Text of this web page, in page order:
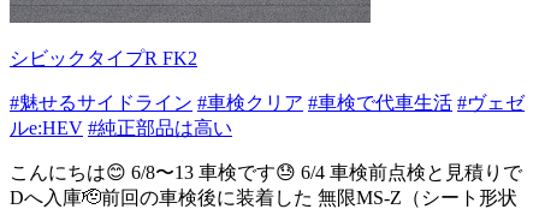
シビックタイプR FK2
#魅せるサイドライン #車検クリア #車検で代車生活 #ヴェゼ
ルe:HEV #純正部品は高い
こんにちは😊 6/8〜13 車検です😓 6/4 車検前点検と見積りで
Dへ入庫🫡前回の車検後に装着した 無限MS-Z（シート形状